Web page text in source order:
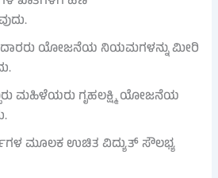
ಯೋಜನೆಯ ನಿಯಮಗಳನ್ನು ಮೀರಿ
ಮಹಿಳೆಯರು ಗೃಹಲಕ್ಷ್ಮಿ ಯೋಜನೆಯ
ಮೂಲಕ ಉಚಿತ ವಿದ್ಯುತ್ ಸೌಲಭ್ಯ